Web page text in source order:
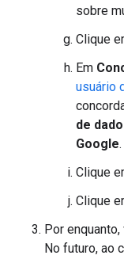
sobre
Clique
Em
usuário
de
Google.
Clique
Clique
Por
No futuro, ao